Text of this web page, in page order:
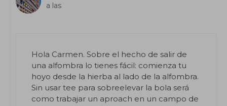
a las
Hola Carmen. Sobre el hecho de salir de
una alfombra lo tienes fácil: comienza tu
hoyo desde la hierba al lado de la alfombra.
Sin usar tee para sobreelevar la bola será
como trabajar un aproach en un campo de